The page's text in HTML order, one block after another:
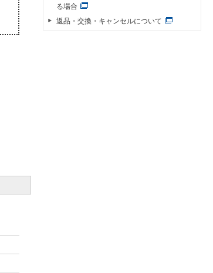
る場合
返品・交換・キャンセルについて